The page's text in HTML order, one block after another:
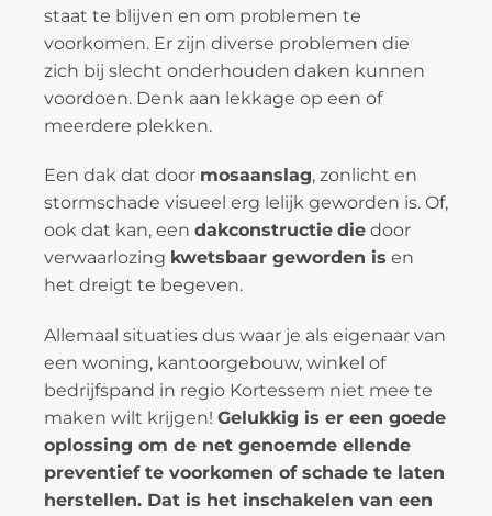
staat te blijven en om problemen te
voorkomen. Er zijn diverse problemen die
zich bij slecht onderhouden daken kunnen
voordoen. Denk aan lekkage op een of
meerdere plekken.
Een dak dat door mosaanslag, zonlicht en
stormschade visueel erg lelijk geworden is. Of,
ook dat kan, een dakconstructie die door
verwaarlozing kwetsbaar geworden is en
het dreigt te begeven.
Allemaal situaties dus waar je als eigenaar van
een woning, kantoorgebouw, winkel of
bedrijfspand in regio Kortessem niet mee te
maken wilt krijgen! Gelukkig is er een goede
oplossing om de net genoemde ellende
preventief te voorkomen of schade te laten
herstellen. Dat is het inschakelen van een